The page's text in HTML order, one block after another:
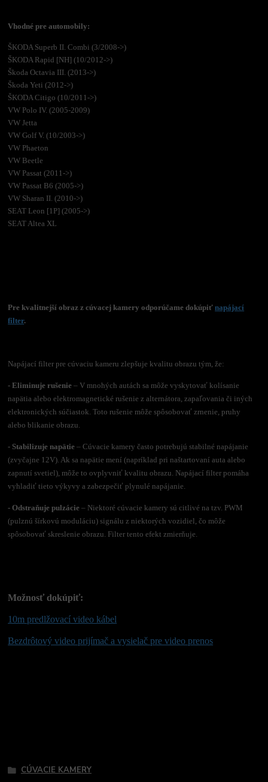
Vhodné pre automobily:
ŠKODA Superb II. Combi (3/2008->)
ŠKODA Rapid [NH] (10/2012->)
Škoda Octavia III. (2013->)
Škoda Yeti (2012->)
ŠKODA Citigo (10/2011->)
VW Polo IV. (2005-2009)
VW Jetta
VW Golf V. (10/2003->)
VW Phaeton
VW Beetle
VW Passat (2011->)
VW Passat B6 (2005->)
VW Sharan II. (2010->)
SEAT Leon [1P] (2005->)
SEAT Altea XL
Pre kvalitnejší obraz z cúvacej kamery odporúčame dokúpiťnapájací
filter.
Napájací filter pre cúvaciu kameru zlepšuje kvalitu obrazu tým, že:
- Eliminuje rušenie – V mnohých autách sa môže vyskytovať kolísanie
napätia alebo elektromagnetické rušenie z alternátora, zapaľovania či iných
elektronických súčiastok. Toto rušenie môže spôsobovať zrnenie, pruhy
alebo blikanie obrazu.
- Stabilizuje napätie – Cúvacie kamery často potrebujú stabilné napájanie
(zvyčajne 12V). Ak sa napätie mení (napríklad pri naštartovaní auta alebo
zapnutí svetiel), môže to ovplyvniť kvalitu obrazu. Napájací filter pomáha
vyhladiť tieto výkyvy a zabezpečiť plynulé napájanie.
- Odstraňuje pulzácie – Niektoré cúvacie kamery sú citlivé na tzv. PWM
(pulznú šírkovú moduláciu) signálu z niektorých vozidiel, čo môže
spôsobovať skreslenie obrazu. Filter tento efekt zmierňuje.
Možnosť dokúpiť:
10m predlžovací video kábel
Bezdrôtový video prijímač a vysielač pre video prenos
CÚVACIE KAMERY